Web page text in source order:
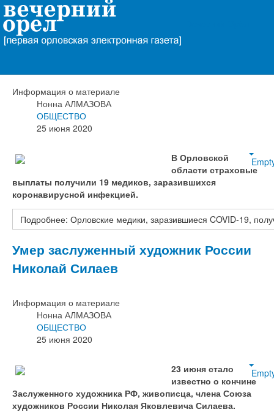
Орловские медики, заразившиеся
Информация о материале
Нонна АЛМАЗОВА
ОБЩЕСТВО
25 июня 2020
В Орловской
области страховые
выплаты получили 19 медиков, заразившихся
коронавирусной инфекцией.
Подробнее: Орловские медики, заразившиеся COVID-19,
Умер заслуженный художник России
Николай Силаев
Информация о материале
Нонна АЛМАЗОВА
ОБЩЕСТВО
25 июня 2020
23 июня стало
известно о кончине
Заслуженного художника РФ, живописца, члена Союза
художников России Николая Яковлевича Силаева.